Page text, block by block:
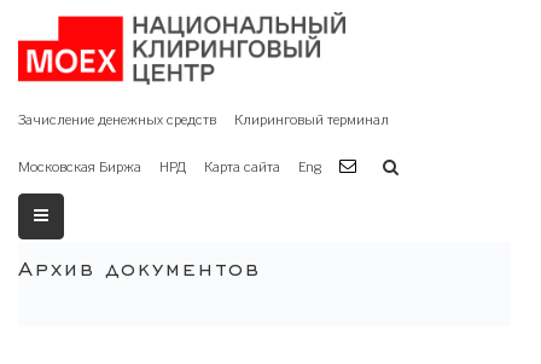
Зачисление денежных средств Клиринговый терминал
Московская Биржа НРД Карта сайта Eng
Архив документов